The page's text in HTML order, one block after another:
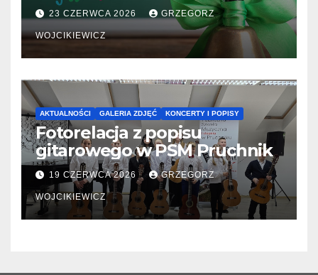
23 CZERWCA 2026 GRZEGORZ
WOJCIKIEWICZ
AKTUALNOŚCI GALERIA ZDJĘĆ KONCERTY I POPISY
Fotorelacja z popisu
gitarowego w PSM Pruchnik
19 CZERWCA 2026 GRZEGORZ
WOJCIKIEWICZ